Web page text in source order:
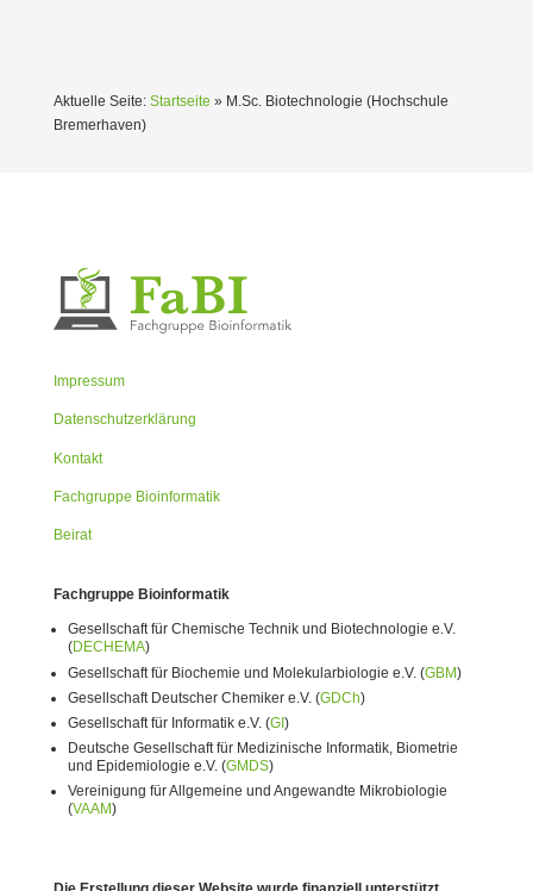
Aktuelle Seite: Startseite » M.Sc. Biotech­no­logie (Hochschule
Bremer­haven)
Impressum
Datenschutzerklärung
Kontakt
Fachgruppe Bioinformatik
Beirat
Fachgruppe Bioinformatik
Gesellschaft für Chemische Technik und Biotechnologie e.V.
(DECHEMA)
Gesellschaft für Biochemie und Molekularbiologie e.V. (GBM)
Gesellschaft Deutscher Chemiker e.V. (GDCh)
Gesellschaft für Informatik e.V. (GI)
Deutsche Gesellschaft für Medizinische Informatik, Biometrie
und Epidemiologie e.V. (GMDS)
Vereinigung für Allgemeine und Angewandte Mikrobiologie
(VAAM)